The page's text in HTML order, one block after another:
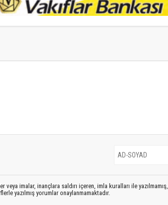
imalar, inançlara saldırı içeren, imla kuralları ile yazılmamış,
yazılmış yorumlar onaylanmamaktadır.